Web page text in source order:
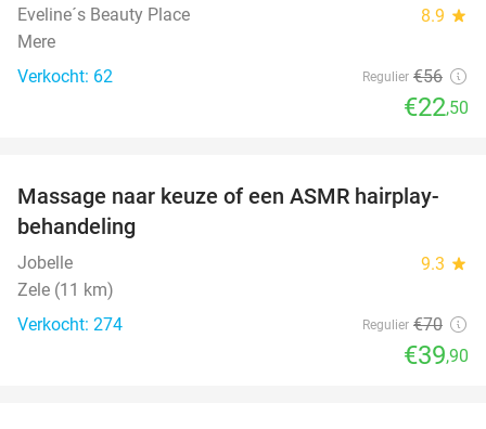
Eveline´s Beauty Place 8.9 star
Mere
Verkocht: 62
Regulier €56
€22,50
43%
Massage naar keuze of een ASMR hairplay-
behandeling
Jobelle 9.3 star
Zele (11 km)
Verkocht: 274
Regulier €70
€39,90